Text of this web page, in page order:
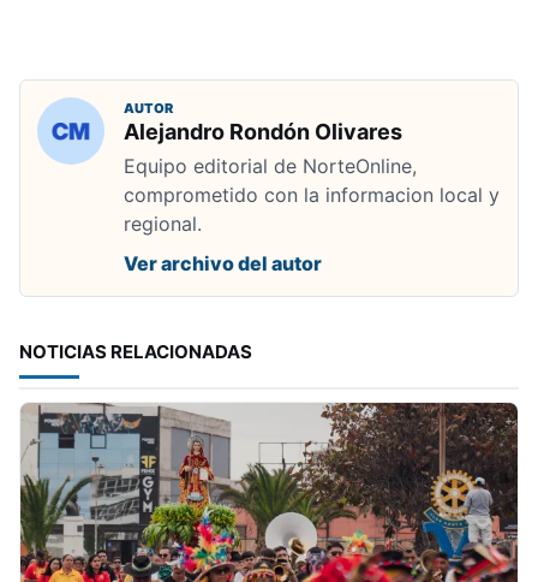
AUTOR
Alejandro Rondón Olivares
Equipo editorial de NorteOnline,
comprometido con la informacion local y
regional.
Ver archivo del autor
NOTICIAS RELACIONADAS